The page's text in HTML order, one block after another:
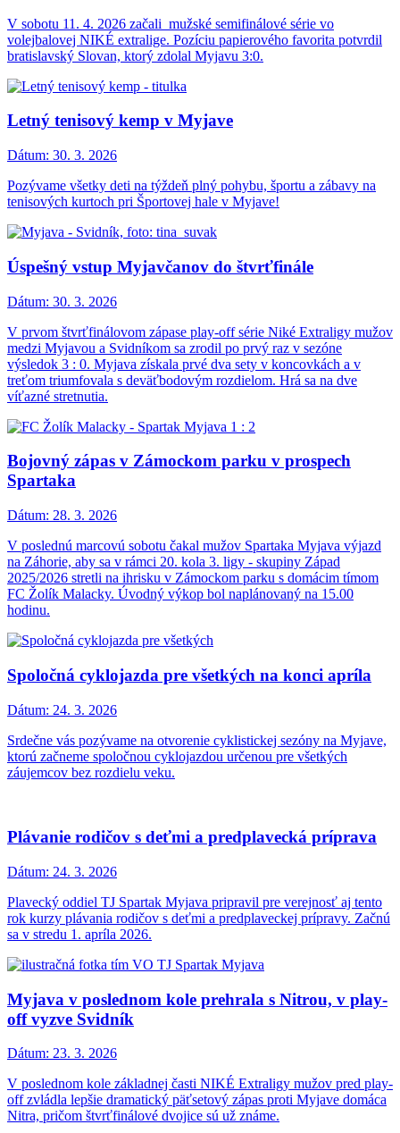
V sobotu 11. 4. 2026 začali mužské semifinálové série vo
volejbalovej NIKÉ extralige. Pozíciu papierového favorita potvrdil
bratislavský Slovan, ktorý zdolal Myjavu 3:0.
Letný tenisový kemp v Myjave
Dátum: 30. 3. 2026
Pozývame všetky deti na týždeň plný pohybu, športu a zábavy na
tenisových kurtoch pri Športovej hale v Myjave!
Úspešný vstup Myjavčanov do štvrťfinále
Dátum: 30. 3. 2026
V prvom štvrťfinálovom zápase play-off série Niké Extraligy mužov
medzi Myjavou a Svidníkom sa zrodil po prvý raz v sezóne
výsledok 3 : 0. Myjava získala prvé dva sety v koncovkách a v
treťom triumfovala s deväťbodovým rozdielom. Hrá sa na dve
víťazné stretnutia.
Bojovný zápas v Zámockom parku v prospech
Spartaka
Dátum: 28. 3. 2026
V poslednú marcovú sobotu čakal mužov Spartaka Myjava výjazd
na Záhorie, aby sa v rámci 20. kola 3. ligy - skupiny Západ
2025/2026 stretli na ihrisku v Zámockom parku s domácim tímom
FC Žolík Malacky. Úvodný výkop bol naplánovaný na 15.00
hodinu.
Spoločná cyklojazda pre všetkých na konci apríla
Dátum: 24. 3. 2026
Srdečne vás pozývame na otvorenie cyklistickej sezóny na Myjave,
ktorú začneme spoločnou cyklojazdou určenou pre všetkých
záujemcov bez rozdielu veku.
Plávanie rodičov s deťmi a predplavecká príprava
Dátum: 24. 3. 2026
Plavecký oddiel TJ Spartak Myjava pripravil pre verejnosť aj tento
rok kurzy plávania rodičov s deťmi a predplaveckej prípravy. Začnú
sa v stredu 1. apríla 2026.
Myjava v poslednom kole prehrala s Nitrou, v play-
off vyzve Svidník
Dátum: 23. 3. 2026
V poslednom kole základnej časti NIKÉ Extraligy mužov pred play-
off zvládla lepšie dramatický päťsetový zápas proti Myjave domáca
Nitra, pričom štvrťfinálové dvojice sú už známe.